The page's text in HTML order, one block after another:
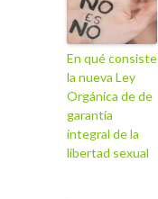
En qué consiste
la nueva Ley
Orgánica de de
garantía
integral de la
libertad sexual